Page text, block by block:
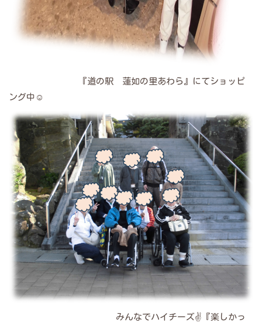
『道の駅 蓮如の里あわら』にてショッピ
ング中☺
みんなでハイチーズ✌『楽しかっ